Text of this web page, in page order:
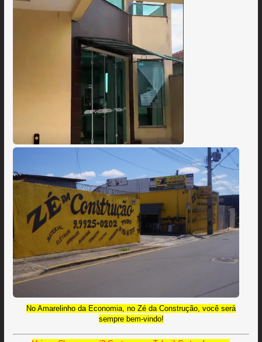
No Amarelinho da Economia, no Zé da Construção, você será
sempre bem-vindo!